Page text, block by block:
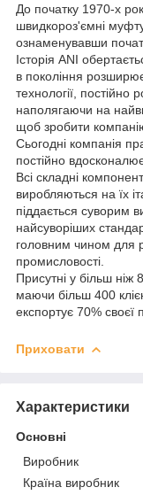
До початку 1970-х
швидкороз'ємні
ознаменувавши
Історія ANI
в покоління
технології, постійно
наполягаючи на
щоб зробити
Сьогодні компанія
постійно вдосконалює
Всі складні
виробляються на їх
піддається суворим
найсуворіших
головним чином для
промисловості.
Присутні у більш ніж
маючи більш 400
експортує 70% своєї
Приховати
Характеристики
Основні
Виробник
Країна виробник